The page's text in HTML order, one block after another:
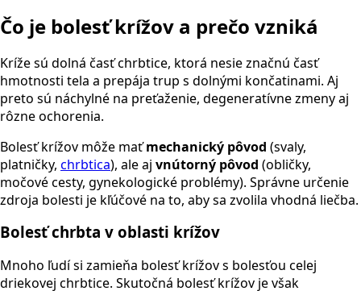
Čo je bolesť krížov a prečo vzniká
Kríže sú dolná časť chrbtice, ktorá nesie značnú časť
hmotnosti tela a prepája trup s dolnými končatinami. Aj
preto sú náchylné na preťaženie, degeneratívne zmeny aj
rôzne ochorenia.
Bolesť krížov môže maťmechanický pôvod (svaly,
platničky, chrbtica), ale aj vnútorný pôvod (obličky,
močové cesty, gynekologické problémy). Správne určenie
zdroja bolesti je kľúčové na to, aby sa zvolila vhodná liečba.
Bolesť chrbta v oblasti krížov
Mnoho ľudí si zamieňa bolesť krížov s bolesťou celej
driekovej chrbtice. Skutočná bolesť krížov je však